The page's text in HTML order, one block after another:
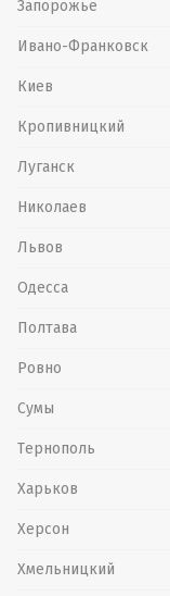
Запорожье
Ивано-Франковск
Киев
Кропивницкий
Луганск
Николаев
Львов
Одесса
Полтава
Ровно
Сумы
Тернополь
Харьков
Херсон
Хмельницкий